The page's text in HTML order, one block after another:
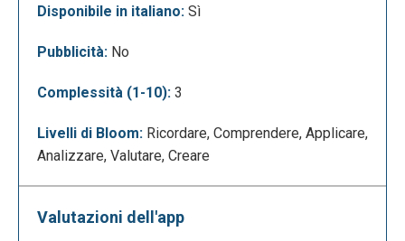
seguito la schermata relativa alle trascrizioni
Disponibile in italiano: Sì
Pubblicità: No
Complessità (1-10): 3
Livelli di Bloom: Ricordare, Comprendere, Applicare,
Analizzare, Valutare, Creare
Valutazioni dell'app